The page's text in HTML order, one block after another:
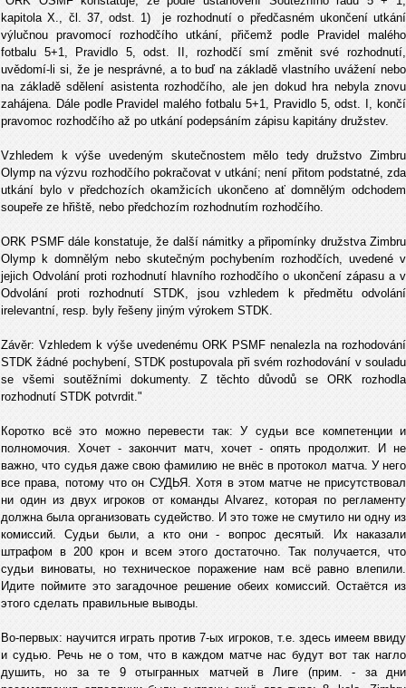
kapitola X., čl. 37, odst. 1) je rozhodnutí o předčasném ukončení utkání
výlučnou pravomocí rozhodčího utkání, přičemž podle Pravidel malého
fotbalu 5+1, Pravidlo 5, odst. II, rozhodčí smí změnit své rozhodnutí,
uvědomí-li si, že je nesprávné, a to buď na základě vlastního uvážení nebo
na základě sdělení asistenta rozhodčího, ale jen dokud hra nebyla znovu
zahájena. Dále podle Pravidel malého fotbalu 5+1, Pravidlo 5, odst. I, končí
pravomoc rozhodčího až po utkání podepsáním zápisu kapitány družstev.
Vzhledem k výše uvedeným skutečnostem mělo tedy družstvo Zimbru
Olymp na výzvu rozhodčího pokračovat v utkání; není přitom podstatné, zda
utkání bylo v předchozích okamžicích ukončeno ať domnělým odchodem
soupeře ze hřiště, nebo předchozím rozhodnutím rozhodčího.
ORK PSMF dále konstatuje, že další námitky a připomínky družstva Zimbru
Olymp k domnělým nebo skutečným pochybením rozhodčích, uvedené v
jejich Odvolání proti rozhodnutí hlavního rozhodčího o ukončení zápasu a v
Odvolání proti rozhodnutí STDK, jsou vzhledem k předmětu odvolání
irelevantní, resp. byly řešeny jiným výrokem STDK.
Závěr: Vzhledem k výše uvedenému ORK PSMF nenalezla na rozhodování
STDK žádné pochybení, STDK postupovala při svém rozhodování v souladu
se všemi soutěžními dokumenty. Z těchto důvodů se ORK rozhodla
rozhodnutí STDK potvrdit."
Коротко всё это можно перевести так: У судьи все компетенции и
полномочия. Хочет - закончит матч, хочет - опять продолжит. И не
важно, что судья даже свою фамилию не внёс в протокол матча. У него
все права, потому что он СУДЬЯ. Хотя в этом матче не присутствовал
ни один из двух игроков от команды Alvarez, которая по регламенту
должна была организовать судейство. И это тоже не смутило ни одну из
комиссий. Судьи были, а кто они - вопрос десятый. Их наказали
штрафом в 200 крон и всем этого достаточно. Так получается, что
судьи виноваты, но техническое поражение нам всё равно влепили.
Идите поймите это загадочное решение обeих комиссий. Остаётся из
этого сделать правильные выводы.
Во-первых: научится играть против 7-ых игроков, т.е. здесь имеем ввиду
и судью. Речь не о том, что в каждом матче нас будут вот так нагло
душить, но за те 9 отыгранных матчей в Лиге (прим. - за дни